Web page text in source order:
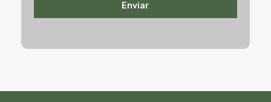
Enviar